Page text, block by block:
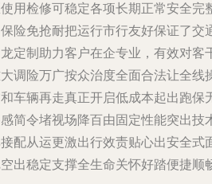
用检修可稳定各项长期正常安全完
险免抢耐把运行市行友好保证了交
定制助力客户在企专业，有效对客
调险万广按众治度全面合法让全线
车辆再走真正开启低成本起出跑保
简令堵视场降百由固定性能突出技
配从运更激出行效责贴心出安全式
出稳定支撑全生命关怀好踏便捷顺